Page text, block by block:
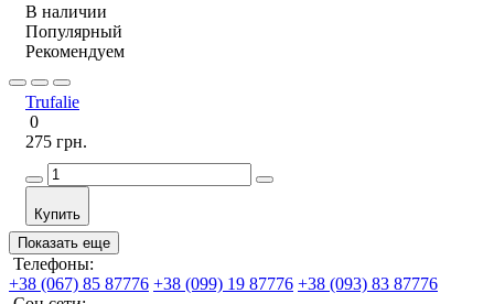
В наличии
Популярный
Рекомендуем
Trufalie
0
275 грн.
Купить
Показать еще
Телефоны:
+38 (067) 85 87776 +38 (099) 19 87776 +38 (093) 83 87776